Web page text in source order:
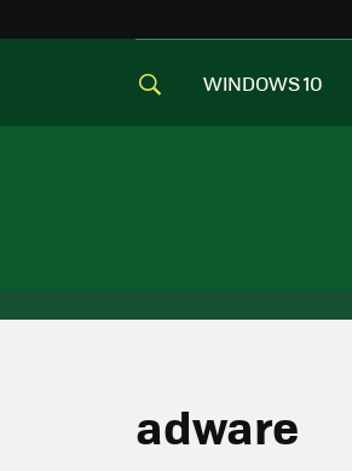
WINDOWS 10
adware